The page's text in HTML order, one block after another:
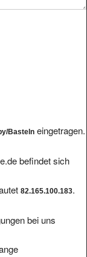
Basteln eingetragen.
befindet sich
82.165.100.183.
bei uns